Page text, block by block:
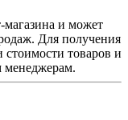
магазина и может
Для получения
товаров и
менеджерам.